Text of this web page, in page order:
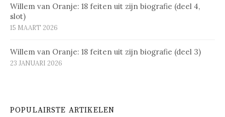
Willem van Oranje: 18 feiten uit zijn biografie (deel 4,
slot)
15 MAART 2026
Willem van Oranje: 18 feiten uit zijn biografie (deel 3)
23 JANUARI 2026
POPULAIRSTE ARTIKELEN